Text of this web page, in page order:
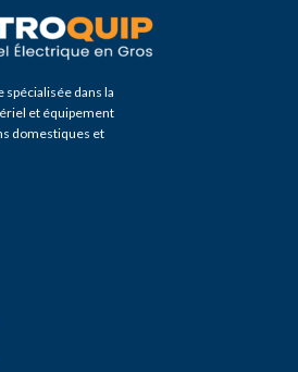
dans la
et équipement
domestiques et